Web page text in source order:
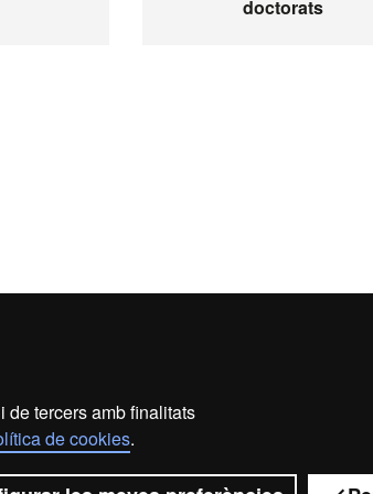
tercers amb finalitats
de cookies.
doctorats
Sobre el web Accessibilitat web
Autònoma de Barcelona